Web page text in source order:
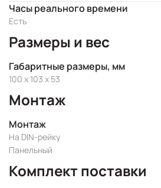
Часы реального времени
Есть
Размеры и вес
Габаритные размеры, мм
100 x 103 x 53
Монтаж
Монтаж
На DIN-рейку
Панельный
Комплект поставки